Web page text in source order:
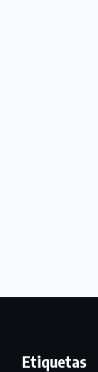
Etiquetas